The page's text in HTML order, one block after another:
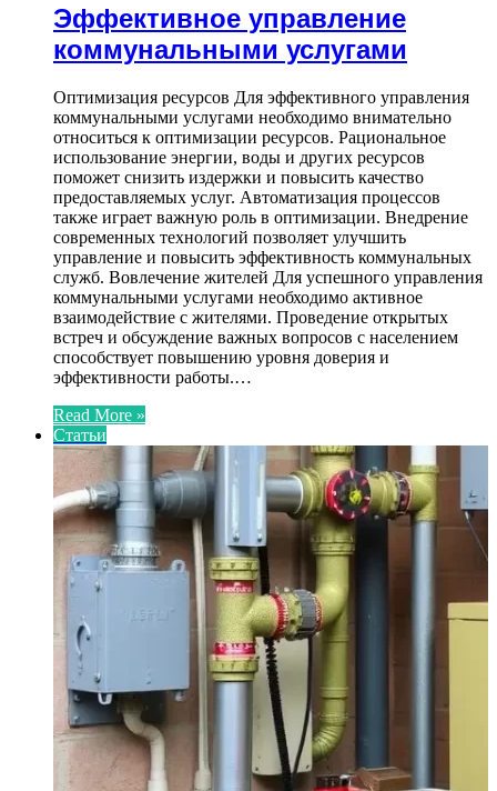
Эффективное управление
коммунальными услугами
Оптимизация ресурсов Для эффективного управления
коммунальными услугами необходимо внимательно
относиться к оптимизации ресурсов. Рациональное
использование энергии, воды и других ресурсов
поможет снизить издержки и повысить качество
предоставляемых услуг. Автоматизация процессов
также играет важную роль в оптимизации. Внедрение
современных технологий позволяет улучшить
управление и повысить эффективность коммунальных
служб. Вовлечение жителей Для успешного управления
коммунальными услугами необходимо активное
взаимодействие с жителями. Проведение открытых
встреч и обсуждение важных вопросов с населением
способствует повышению уровня доверия и
эффективности работы.…
Read More »
Статьи